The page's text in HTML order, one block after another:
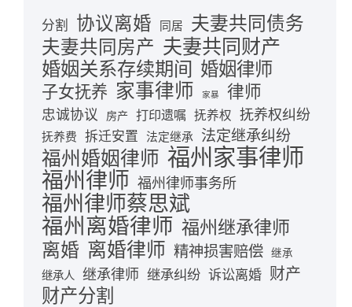
分割 协议离婚 同居 夫妻共同债务
夫妻共同房产 夫妻共同财产
婚姻关系存续期间 婚姻律师
子女抚养 家事律师 家暴 律师
忠诚协议 房产 打印遗嘱 抚养权 抚养权纠纷
抚养费 拆迁安置 法定继承 法定继承纠纷
福州婚姻律师 福州家事律师
福州律师 福州律师事务所
福州律师蔡思斌
福州离婚律师 福州继承律师
离婚 离婚律师 精神损害赔偿 继承
继承人 继承律师 继承纠纷 诉讼离婚 财产
财产分割